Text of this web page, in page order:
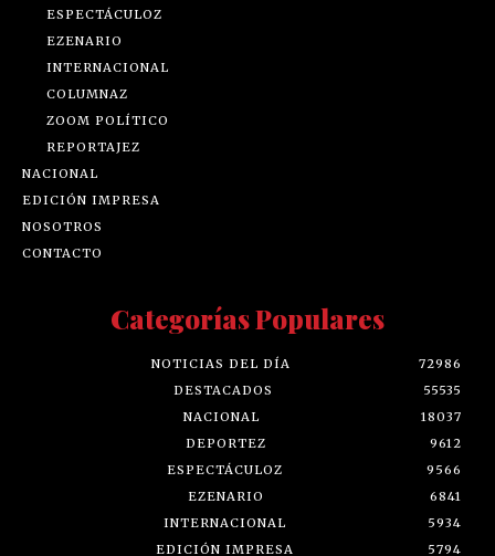
ESPECTÁCULOZ
EZENARIO
INTERNACIONAL
COLUMNAZ
ZOOM POLÍTICO
REPORTAJEZ
NACIONAL
EDICIÓN IMPRESA
NOSOTROS
CONTACTO
Categorías Populares
NOTICIAS DEL DÍA
72986
DESTACADOS
55535
NACIONAL
18037
DEPORTEZ
9612
ESPECTÁCULOZ
9566
EZENARIO
6841
INTERNACIONAL
5934
EDICIÓN IMPRESA
5794